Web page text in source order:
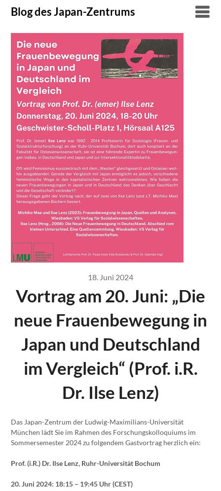
Skip
content
Blog des Japan-Zentrums
18. Juni 2024
Vortrag am 20. Juni: „Die
neue Frauenbewegung in
Japan und Deutschland
im Vergleich“ (Prof. i.R.
Dr. Ilse Lenz)
Das Japan-Zentrum der Ludwig-Maximilians-Universität
München lädt Sie im Rahmen des Forschungskolloquiums im
Sommersemester 2024 zu folgendem Gastvortrag herzlich ein:
Prof. (i.R.) Dr. Ilse Lenz, Ruhr-Universität Bochum
20. Juni 2024: 18:15 – 19:45 Uhr (CEST)